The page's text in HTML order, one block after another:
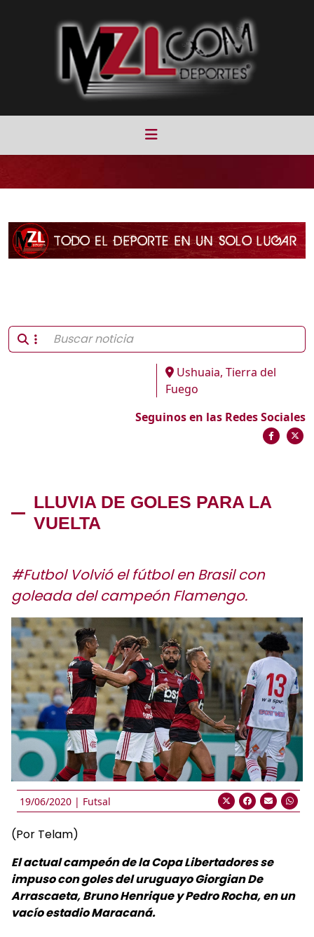
Ushuaia, Tierra del
Fuego
Seguinos en las Redes Sociales
LLUVIA DE GOLES PARA LA
VUELTA
#Futbol Volvió el fútbol en Brasil con
goleada del campeón Flamengo.
19/06/2020 | Futsal
(Por Telam)
El actual campeón de la Copa Libertadores se
impuso con goles del uruguayo Giorgian De
Arrascaeta, Bruno Henrique y Pedro Rocha, en un
vacío estadio Maracaná.